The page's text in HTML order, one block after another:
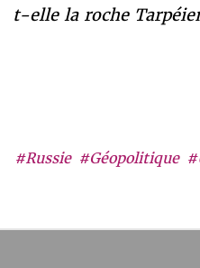
#Russie #Géopolitique
t-elle la roche